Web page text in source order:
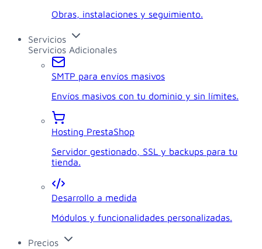
Obras, instalaciones y seguimiento.
Servicios
Servicios Adicionales
SMTP para envíos masivos
Envíos masivos con tu dominio y sin límites.
Hosting PrestaShop
Servidor gestionado, SSL y backups para tu
tienda.
Desarrollo a medida
Módulos y funcionalidades personalizadas.
Precios